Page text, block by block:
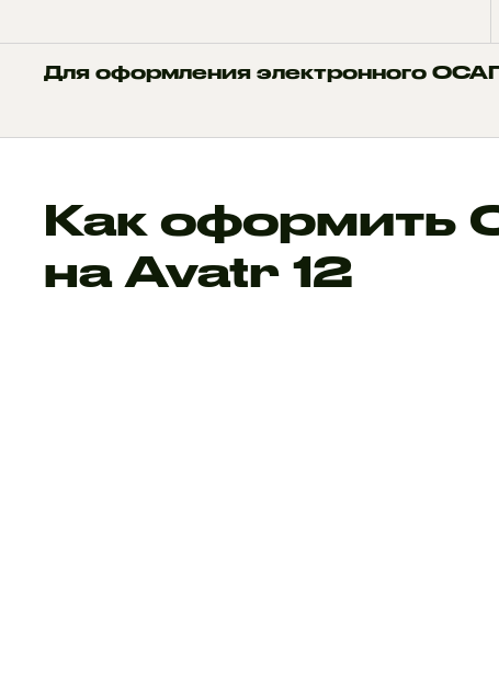
Для оформления электронного
Как оформить
на Avatr 12